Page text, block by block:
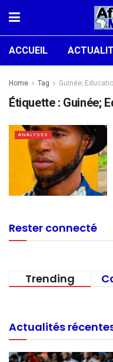
ACCUEIL
Home Tag Guinée;
Étiquette : Guinée;
ANALYSES
Rester connecté
Trending
Actualités